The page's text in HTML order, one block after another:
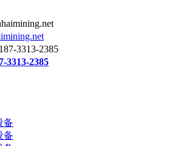
3313-2385
备
备